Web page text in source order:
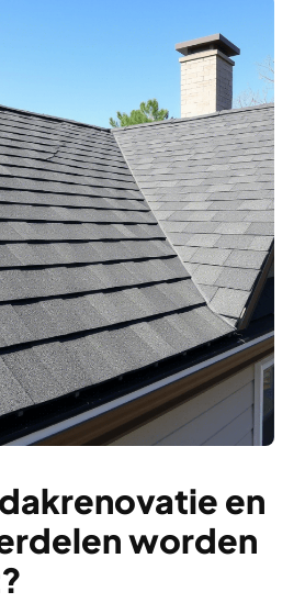
en
worden